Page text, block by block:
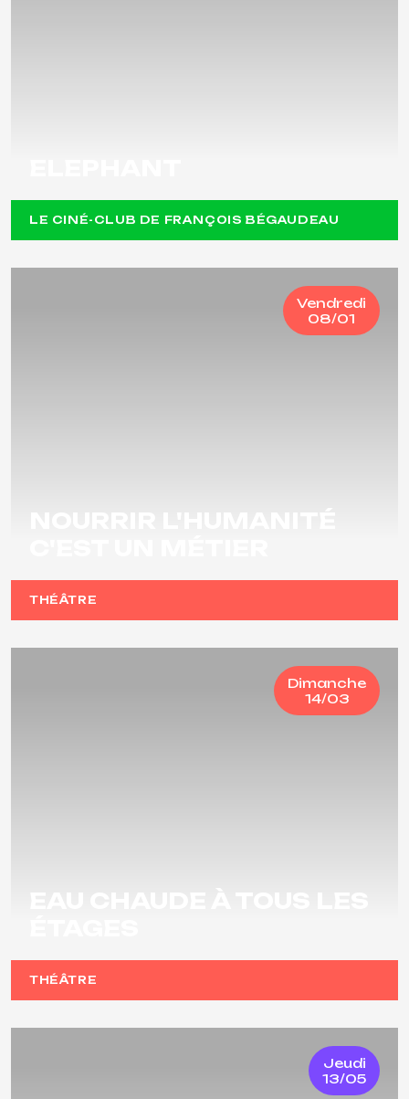
LE CINÉ-CLUB DE FRANÇOIS BÉGAUDEAU
Vendredi
08/01
THÉÂTRE
Dimanche
14/03
THÉÂTRE
Jeudi
13/05